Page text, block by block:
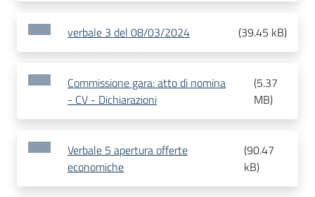
verbale 3 del 08/03/2024 (39.45 kB)
Commissione gara: atto di nomina
- CV - Dichiarazioni
(5.37
MB)
Verbale 5 apertura offerte
economiche
(90.47
kB)